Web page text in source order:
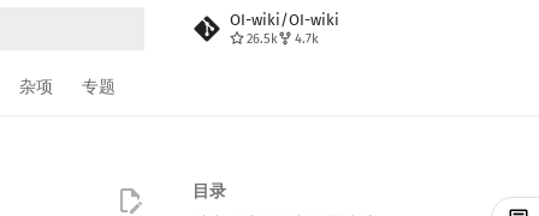
OI-wiki/OI-wiki
26.5k 4.7k
杂项 专题
目录